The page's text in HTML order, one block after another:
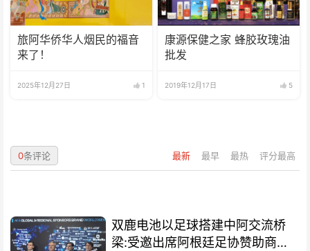
旅阿华侨华人烟民的福音
来了！
2025年12月27日 1
康源保健之家 蜂胶玫瑰油
批发
2019年12月17日 5
最新 最早 最热 评分最高
0条评论
双鹿电池以足球搭建中阿交流桥
梁:受邀出席阿根廷足协赞助商招